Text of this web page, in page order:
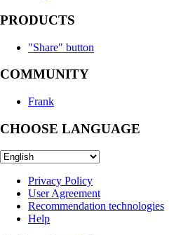
PRODUCTS
"Share" button
COMMUNITY
Frank
CHOOSE LANGUAGE
Privacy Policy
User Agreement
Recommendation technologies
Help